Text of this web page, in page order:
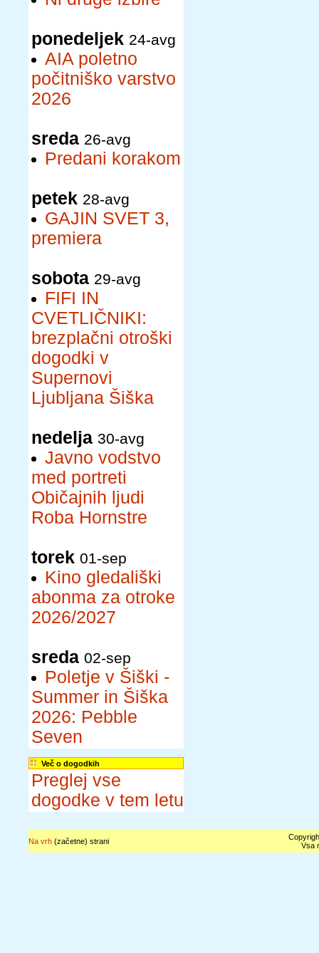
ponedeljek 24-avg
AIA poletno
počitniško varstvo
2026
sreda 26-avg
Predani korakom
petek 28-avg
GAJIN SVET 3,
premiera
sobota 29-avg
FIFI IN
CVETLIČNIKI:
brezplačni otroški
dogodki v
Supernovi
Ljubljana Šiška
nedelja 30-avg
Javno vodstvo
med portreti
Običajnih ljudi
Roba Hornstre
torek 01-sep
Kino gledališki
abonma za otroke
2026/2027
sreda 02-sep
Poletje v Šiški -
Summer in Šiška
2026: Pebble
Seven
Več o dogodkih
Preglej vse
dogodke v tem letu
Na vrh(začetne) strani
Vsa